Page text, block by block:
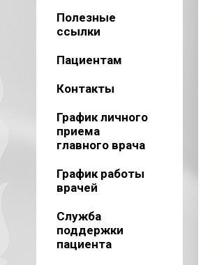
Полезные
ссылки
Пациентам
Контакты
График личного
приема
главного врача
График работы
врачей
Служба
поддержки
пациента